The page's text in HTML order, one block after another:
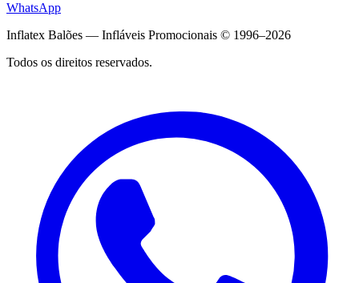
WhatsApp
Inflatex Balões — Infláveis Promocionais © 1996–2026
Todos os direitos reservados.